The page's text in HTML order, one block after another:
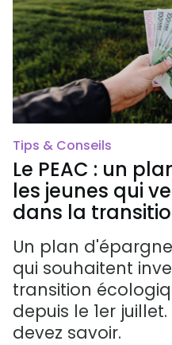
Tips & Conseils
Le PEAC : un
les jeunes qui
dans la
Un plan
qui souhaitent
transition
depuis le 1er
devez savoir.